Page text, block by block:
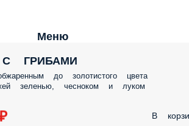
Меню
ГРИБАМИ
до золотистого цвета
зеленью, чесноком и луком
В